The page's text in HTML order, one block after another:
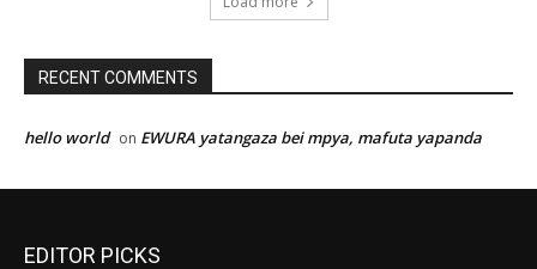
RECENT COMMENTS
hello world on EWURA yatangaza bei mpya, mafuta yapanda
EDITOR PICKS